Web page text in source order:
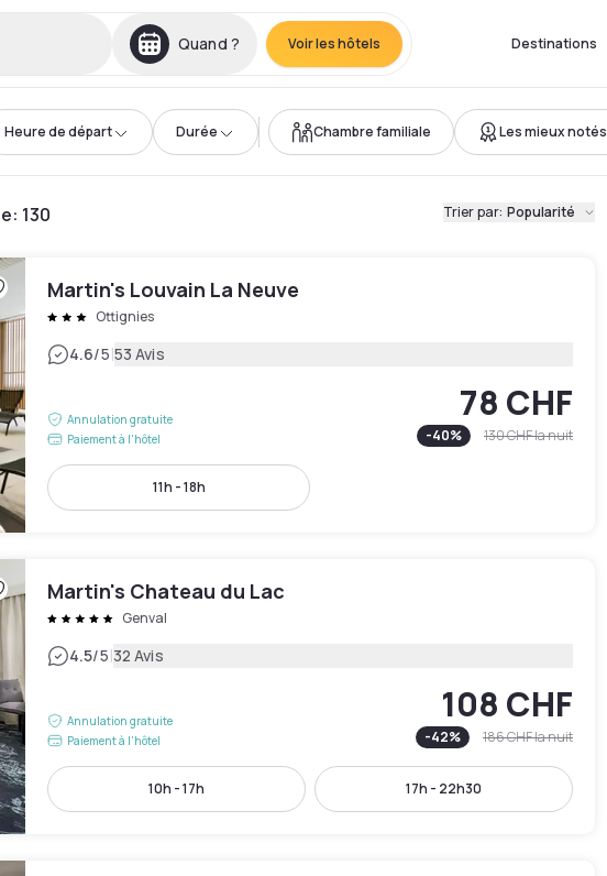
Quand ? Voir les hôtels Destinations
Heure de départ Durée Chambre familiale Les mieux notés
: 130 Trier par: Popularité
Martin's Louvain La Neuve
Ottignies
4.6/5|53 Avis
Annulation gratuite
Paiement à l'hôtel
78 CHF
-40% 130 CHFla nuit
11h - 18h
Martin's Chateau du Lac
Genval
4.5/5|32 Avis
Annulation gratuite
Paiement à l'hôtel
108 CHF
-42% 186 CHFla nuit
10h - 17h 17h - 22h30